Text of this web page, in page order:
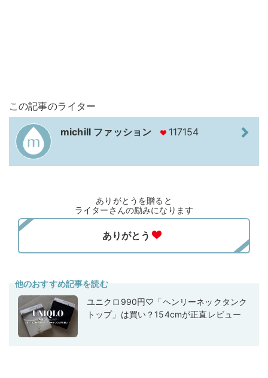
この記事のライター
michill ファッション 117154
ありがとうを贈ると
ライターさんの励みになります
他のおすすめ記事を読む
ユニクロ990円♡「ヘンリーネックタンク
トップ」は買い？154cmが正直レビュー